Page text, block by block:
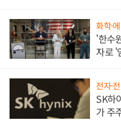
화학·
'한수
자로 '
전자·
SK하
가 주